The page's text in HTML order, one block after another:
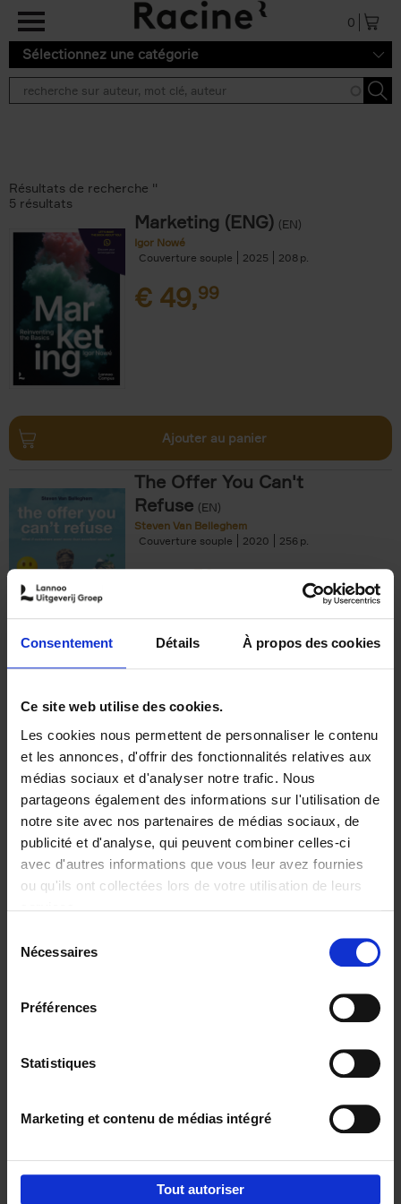
Consentement Détails À propos des cookies
Ce site web utilise des cookies.
Les cookies nous permettent de personnaliser le contenu
et les annonces, d'offrir des fonctionnalités relatives aux
médias sociaux et d'analyser notre trafic. Nous
partageons également des informations sur l'utilisation de
notre site avec nos partenaires de médias sociaux, de
publicité et d'analyse, qui peuvent combiner celles-ci
avec d'autres informations que vous leur avez fournies
ou qu'ils ont collectées lors de votre utilisation de leurs
Nécessaires
Préférences
Statistiques
Marketing et contenu de médias intégré
Tout autoriser
Aller au contenu principal
0
Sélectionnez une catégorie
Résultats de recherche ''
5 résultats
Marketing (ENG) (EN)
Igor Nowé
Couverture souple
2025 208
€ 49,99
Ajouter au panier
The Offer You Can't
Refuse (EN)
Steven Van Belleghem
Couverture souple
2020 256
€37,50
Building Bonds = Building
Business
Jochen Roef Jozefien De Feyter
Carolien Boom
Couverture souple
2025 200
€29,99
Digital marketing like a PRO -
completely revised edition (EN)